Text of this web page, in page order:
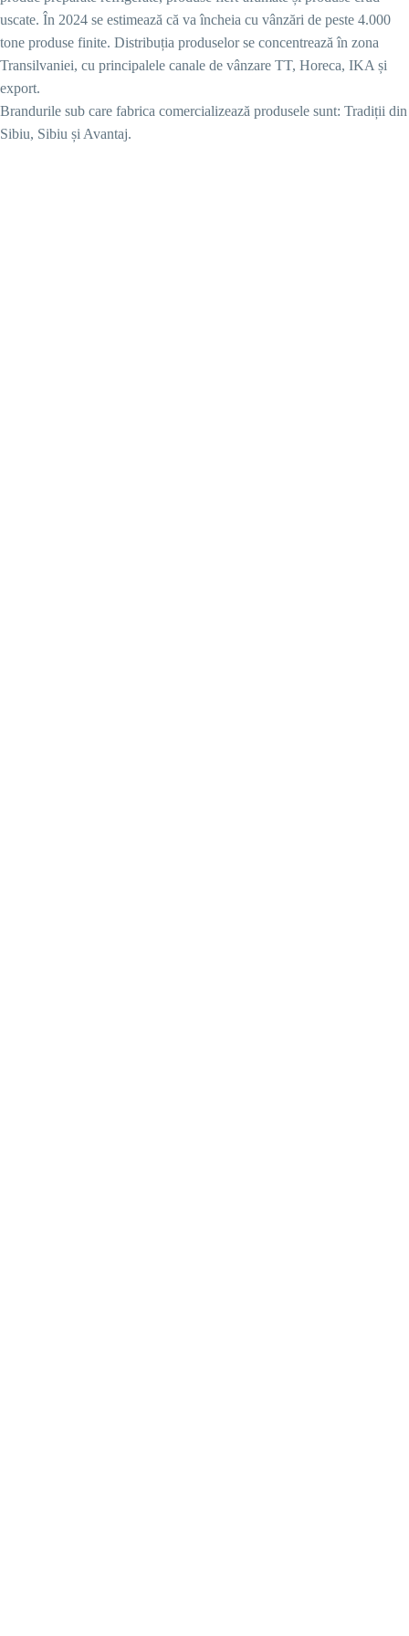
uscate. În 2024 se estimează că va încheia cu vânzări de peste 4.000
tone produse finite. Distribuția produselor se concentrează în zona
Transilvaniei, cu principalele canale de vânzare TT, Horeca, IKA și
export.
Brandurile sub care fabrica comercializează produsele sunt: Tradiții din
Sibiu, Sibiu și Avantaj.